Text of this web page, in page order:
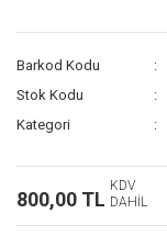
Barkod Kodu
Stok Kodu
Kategori
800,00 TL
KDV
DAHİL